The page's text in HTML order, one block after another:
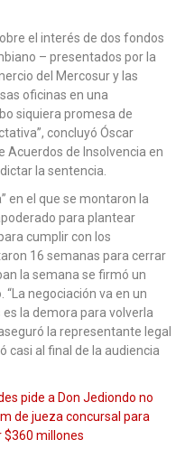
el interés de dos fondos
– presentados por la
del Mercosur y las
oficinas en una
siquiera promesa de
concluyó Óscar
Acuerdos de Insolvencia en
la sentencia.
en el que se montaron la
para plantear
cumplir con los
16 semanas para cerrar
la semana se firmó un
negociación va en un
la demora para volverla
la representante legal
casi al final de la audiencia
pide a Don Jediondo no
de jueza concursal para
$360 millones